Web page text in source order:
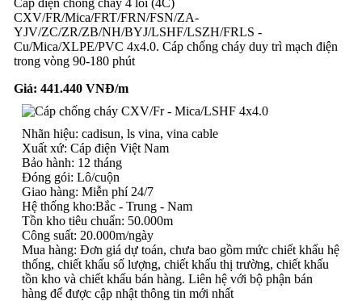
Cáp điện chống cháy 4 lõi (4C)
CXV/FR/Mica/FRT/FRN/FSN/ZA-
YJV/ZC/ZR/ZB/NH/BYJ/LSHF/LSZH/FRLS -
Cu/Mica/XLPE/PVC 4x4.0. Cáp chống cháy duy trì mạch điện
trong vòng 90-180 phút
Giá: 441.440VNĐ/m
Nhãn hiệu: cadisun, ls vina, vina cable
Xuất xứ: Cáp điện Việt Nam
Bảo hành: 12 tháng
Đóng gói: Lô/cuộn
Giao hàng: Miễn phí 24/7
Hệ thống kho:Bắc - Trung - Nam
Tồn kho tiêu chuẩn: 50.000m
Công suất: 20.000m/ngày
Mua hàng: Đơn giá dự toán, chưa bao gồm mức chiết khấu hệ
thống, chiết khấu số lượng, chiết khấu thị trường, chiết khấu
tồn kho và chiết khấu bán hàng. Liên hệ với bộ phận bán
hàng để được cập nhật thông tin mới nhất